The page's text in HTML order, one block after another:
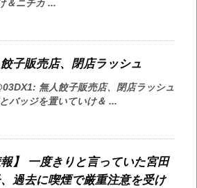
＆ニチカ ...
子販売店、閉店ラッシュ
無人餃子販売店、閉店ラッシュ
バッジを置いていけ＆ ...
報】 一度きりと言っていた宮田
過去に喫煙で厳重注意を受け